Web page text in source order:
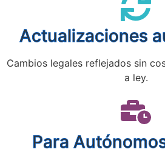
Actualizaciones
Cambios legales reflejados sin
a ley.
Para